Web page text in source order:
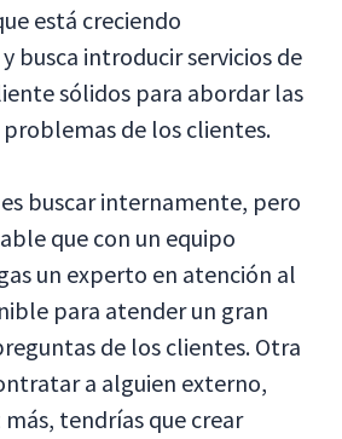
está creciendo
busca introducir servicios de
sólidos para abordar las
de los clientes.
buscar internamente, pero
que con un equipo
un experto en atención al
para atender un gran
de los clientes. Otra
a alguien externo,
más, tendrías que crear